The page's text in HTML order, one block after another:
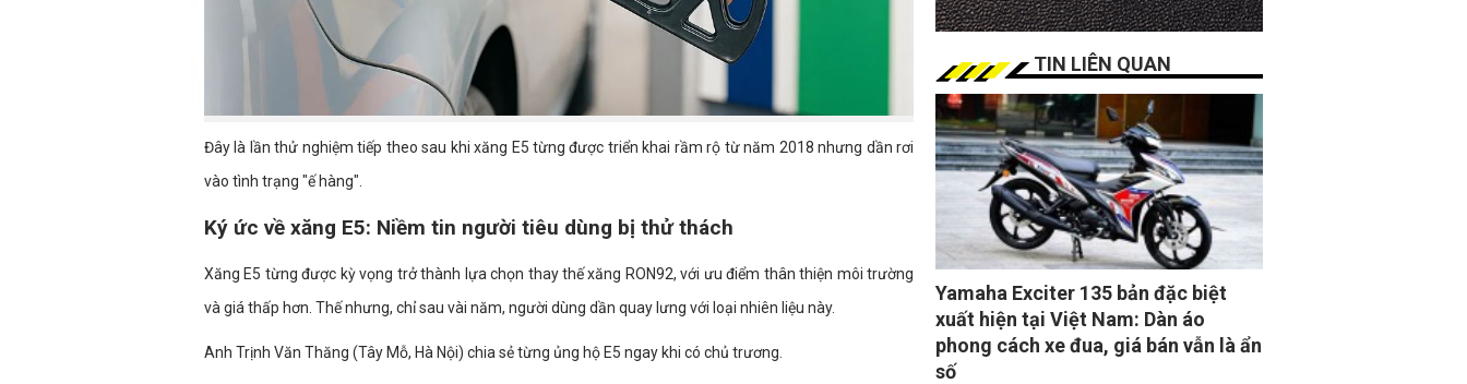
Đây là lần thử nghiệm tiếp theo sau khi xăng E5 từng được triển khai rầm rộ từ năm 2018 nhưng dần rơi
vào tình trạng "ế hàng".
Ký ức về xăng E5: Niềm tin người tiêu dùng bị thử thách
Xăng E5 từng được kỳ vọng trở thành lựa chọn thay thế xăng RON92, với ưu điểm thân thiện môi trường
và giá thấp hơn. Thế nhưng, chỉ sau vài năm, người dùng dần quay lưng với loại nhiên liệu này.
Anh Trịnh Văn Thăng (Tây Mỗ, Hà Nội) chia sẻ từng ủng hộ E5 ngay khi có chủ trương.
TIN LIÊN QUAN
Yamaha Exciter 135 bản đặc biệt
xuất hiện tại Việt Nam: Dàn áo
phong cách xe đua, giá bán vẫn là ẩn
số